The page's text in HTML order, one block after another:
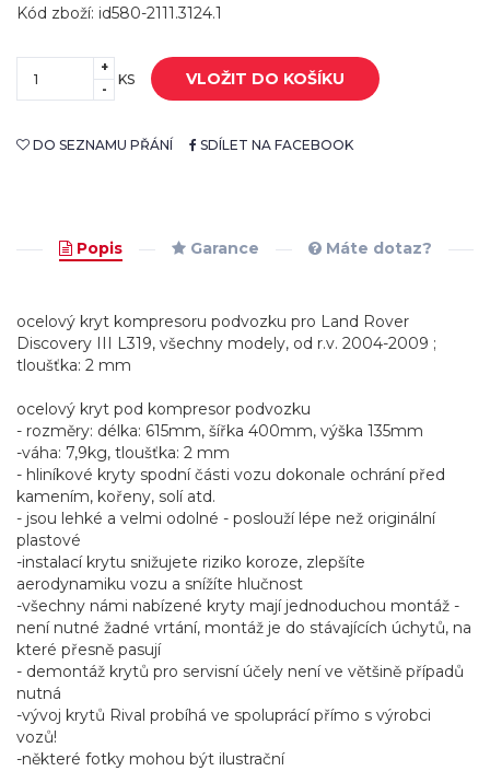
Kód zboží: id580-2111.3124.1
+
-
KS VLOŽIT DO KOŠÍKU
DO SEZNAMU PŘÁNÍ SDÍLET NA FACEBOOK
Popis Garance Máte dotaz?
ocelový kryt kompresoru podvozku pro Land Rover
Discovery III L319, všechny modely, od r.v. 2004-2009 ;
tloušťka: 2 mm
ocelový kryt pod kompresor podvozku
- rozměry: délka: 615mm, šířka 400mm, výška 135mm
-váha: 7,9kg, tloušťka: 2 mm
- hliníkové kryty spodní části vozu dokonale ochrání před
kamením, kořeny, solí atd.
- jsou lehké a velmi odolné - poslouží lépe než originální
plastové
-instalací krytu snižujete riziko koroze, zlepšíte
aerodynamiku vozu a snížíte hlučnost
-všechny námi nabízené kryty mají jednoduchou montáž -
není nutné žadné vrtání, montáž je do stávajících úchytů, na
které přesně pasují
- demontáž krytů pro servisní účely není ve většině případů
nutná
-vývoj krytů Rival probíhá ve spoluprácí přímo s výrobci
vozů!
-některé fotky mohou být ilustrační